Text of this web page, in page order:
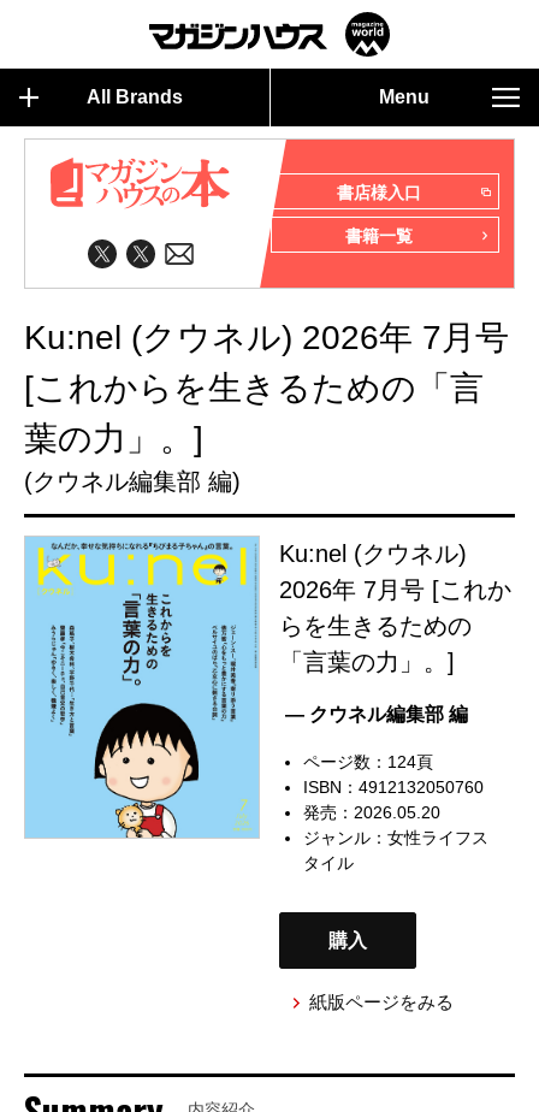
All Brands Menu
書店様入口
書籍一覧
Ku:nel (クウネル) 2026年 7月号
[これからを生きるための「言
葉の力」。]
(クウネル編集部 編)
Ku:nel (クウネル)
2026年 7月号 [これか
らを生きるための
「言葉の力」。]
— クウネル編集部 編
ページ数：124頁
ISBN：4912132050760
発売：2026.05.20
ジャンル：女性ライフス
タイル
購入
紙版ページをみる